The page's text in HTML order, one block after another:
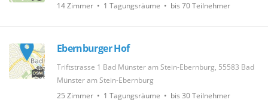
14 Zimmer • 1 Tagungsräume • bis 70 Teilnehmer
Ebernburger Hof
Triftstrasse 1 Bad Münster am Stein-Ebernburg, 55583 Bad
Münster am Stein-Ebernburg
25 Zimmer • 1 Tagungsräume • bis 30 Teilnehmer